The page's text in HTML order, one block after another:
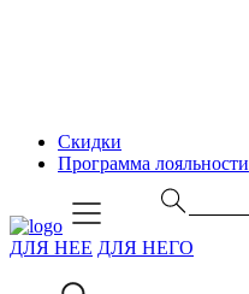
Скидки
Программа лояльности
ДЛЯ НЕЕ ДЛЯ НЕГО